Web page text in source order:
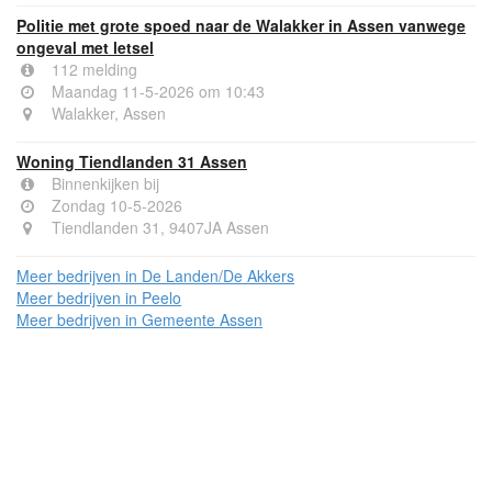
Politie met grote spoed naar de Walakker in Assen vanwege
ongeval met letsel
112 melding
Maandag 11-5-2026 om 10:43
Walakker, Assen
Woning Tiendlanden 31 Assen
Binnenkijken bij
Zondag 10-5-2026
Tiendlanden 31, 9407JA Assen
Meer bedrijven in De Landen/De Akkers
Meer bedrijven in Peelo
Meer bedrijven in Gemeente Assen